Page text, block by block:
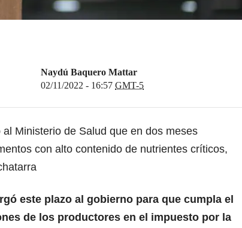
Naydú Baquero Mattar
02/11/2022 - 16:57 GMT-5
al Ministerio de Salud que en dos meses
con alto contenido de nutrientes críticos,
este plazo al gobierno para que cumpla el
de los productores en el impuesto por la